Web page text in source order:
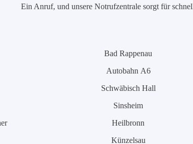
Ein Anruf, und unsere Notrufzentrale sorgt für
Bad Rappenau
Autobahn A6
Schwäbisch Hall
Sinsheim
Heilbronn
Künzelsau